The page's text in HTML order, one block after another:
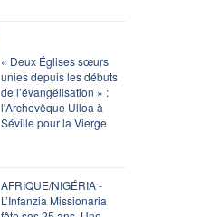
« Deux Églises sœurs
unies depuis les débuts
de l’évangélisation » :
l'Archevêque Ulloa à
Séville pour la Vierge
AFRIQUE/NIGÉRIA -
L’Infanzia Missionaria